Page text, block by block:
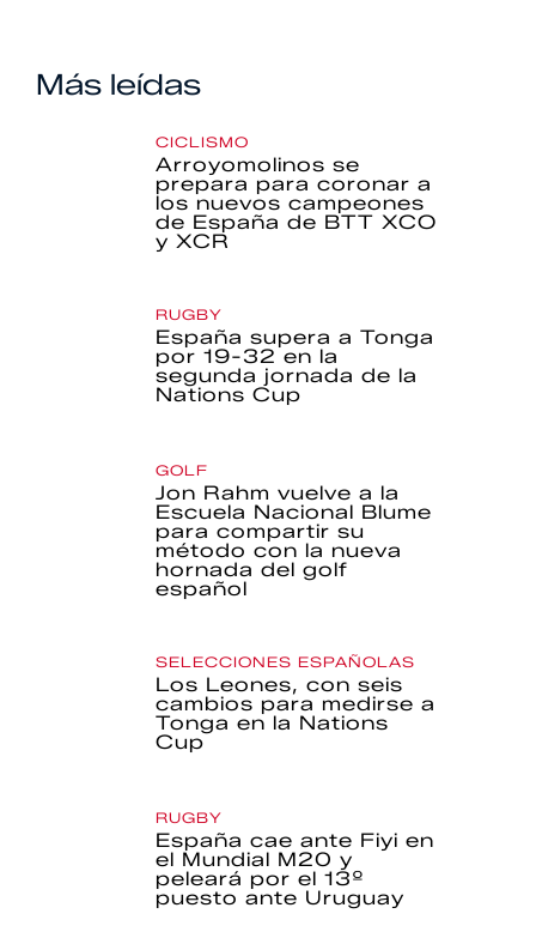
Más leídas
CICLISMO
Arroyomolinos se
prepara para coronar a
los nuevos campeones
de España de BTT XCO
y XCR
RUGBY
España supera a Tonga
por 19-32 en la
segunda jornada de la
Nations Cup
GOLF
Jon Rahm vuelve a la
Escuela Nacional Blume
para compartir su
método con la nueva
hornada del golf
español
SELECCIONES ESPAÑOLAS
Los Leones, con seis
cambios para medirse a
Tonga en la Nations
Cup
RUGBY
España cae ante Fiyi en
el Mundial M20 y
peleará por el 13º
puesto ante Uruguay